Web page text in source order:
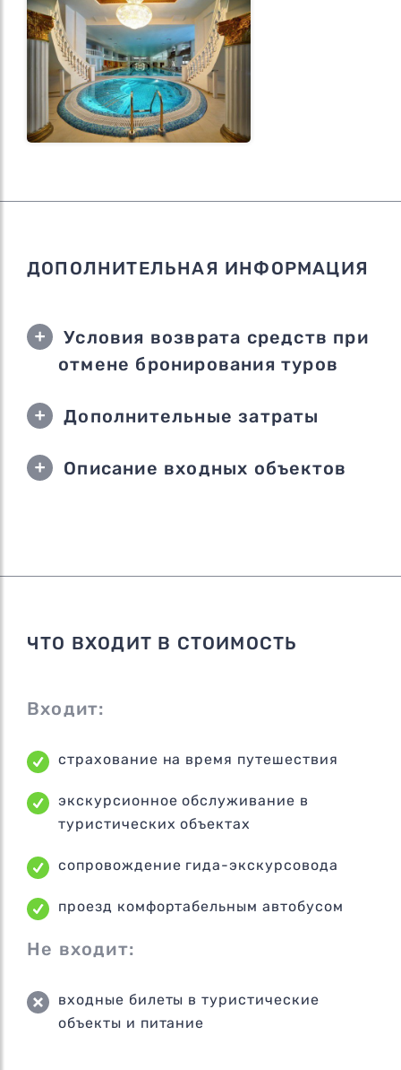
ДОПОЛНИТЕЛЬНАЯ ИНФОРМАЦИЯ
Условия возврата средств при
отмене бронирования туров
Дополнительные затраты
Описание входных объектов
ЧТО ВХОДИТ В СТОИМОСТЬ
Входит:
страхование на время путешествия
экскурсионное обслуживание в
туристических объектах
сопровождение гида-экскурсовода
проезд комфортабельным автобусом
Не входит:
входные билеты в туристические
объекты и питание